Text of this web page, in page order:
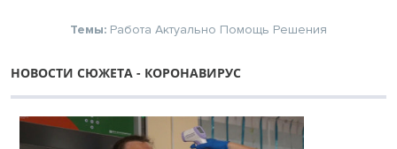
Темы: Работа Актуально Помощь Решения
НОВОСТИ СЮЖЕТА - КОРОНАВИРУС